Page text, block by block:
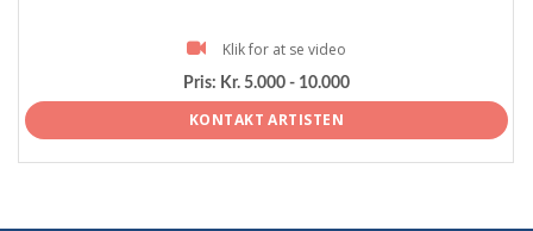
Klik for at se video
Pris: Kr. 5.000 - 10.000
KONTAKT ARTISTEN